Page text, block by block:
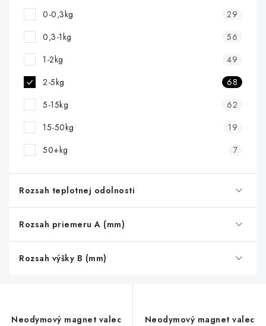
0-0,3kg
29
0,3-1kg
56
1-2kg
49
2-5kg
68
5-15kg
62
15-50kg
19
50+kg
7
Rozsah teplotnej odolnosti
Rozsah priemeru A (mm)
Rozsah výšky B (mm)
Neodymový magnet valec
Neodymový magnet valec